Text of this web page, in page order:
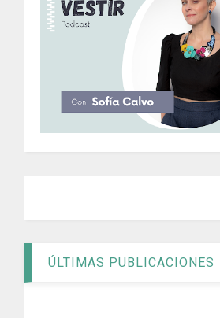
ÚLTIMAS PUBLICACIONES